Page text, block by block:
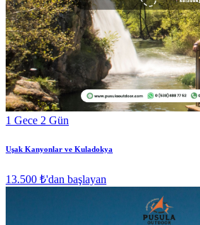
1 Gece 2 Gün
Uşak Kanyonlar ve Kuladokya
13.500 ₺'dan başlayan